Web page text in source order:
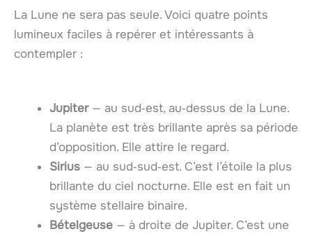
La Lune ne sera pas seule. Voici quatre points
lumineux faciles à repérer et intéressants à
contempler :
Jupiter— au sud‑est, au‑dessus de la Lune.
La planète est très brillante après sa période
d’opposition. Elle attire le regard.
Sirius — au sud‑sud‑est. C’est l’étoile la plus
brillante du ciel nocturne. Elle est en fait un
système stellaire binaire.
Bételgeuse — à droite de Jupiter. C’est une